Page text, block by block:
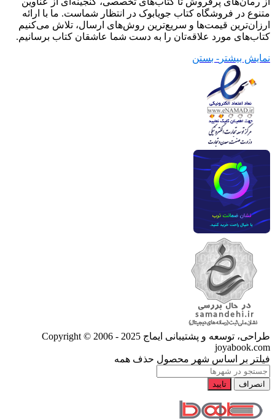
متنوع در فروشگاه کتاب جویابوک در انتظار شماست. ما با ارائه
ارزان‌ترین قیمت‌ها و سریع‌ترین روش‌های ارسال، تلاش می‌کنیم
کتاب‌های مورد علاقه‌تان را به دست شما عاشقان کتاب برسانیم.
نمایش بیشتر - بستن
طراحی، توسعه و پشتیبانی ایماج Copyright © 2006 - 2025
joyabook.com
فیلتر بر اساس شهر محصول حذف همه
انصراف تایید